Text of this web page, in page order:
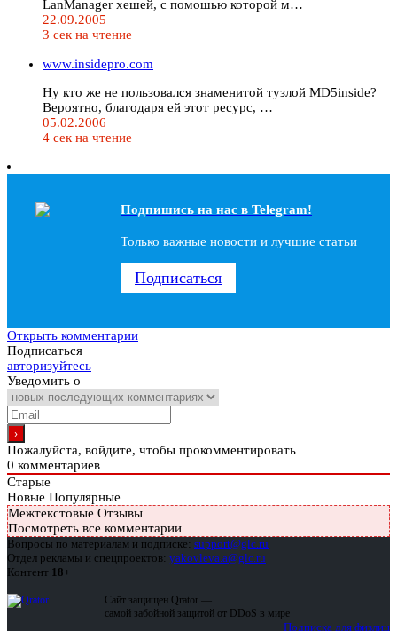
LanManager хешей, с помошью которой м…
22.09.2005
3 сек на чтение
www.insidepro.com
Ну кто же не пользовался знаменитой тузлой MD5inside?
Вероятно, благодаря ей этот ресурс, …
05.02.2006
4 сек на чтение
Подпишись на наc в Telegram!
Только важные новости и лучшие статьи
Подписаться
Открыть комментарии
Подписаться
авторизуйтесь
Уведомить о
Пожалуйста, войдите, чтобы прокомментировать
0 комментариев
Старые
Новые Популярные
Межтекстовые Отзывы
Посмотреть все комментарии
Вопросы по материалам и подписке: support@glc.ru
Отдел рекламы и спецпроектов: yakovleva.a@glc.ru
Контент 18+
Сайт защищен Qrator —
самой забойной защитой от DDoS в мире
Подписка для физлиц